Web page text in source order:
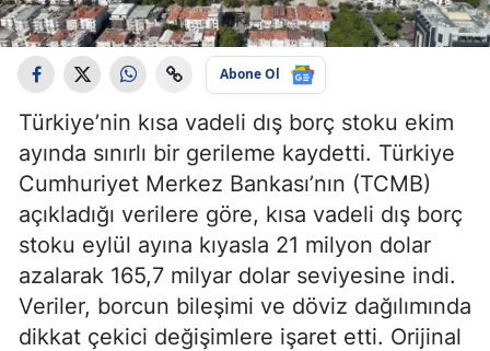
Abone Ol
Türkiye’nin kısa vadeli dış borç stoku ekim
ayında sınırlı bir gerileme kaydetti. Türkiye
Cumhuriyet Merkez Bankası’nın (TCMB)
açıkladığı verilere göre, kısa vadeli dış borç
stoku eylül ayına kıyasla 21 milyon dolar
azalarak 165,7 milyar dolar seviyesine indi.
Veriler, borcun bileşimi ve döviz dağılımında
dikkat çekici değişimlere işaret etti. Orijinal